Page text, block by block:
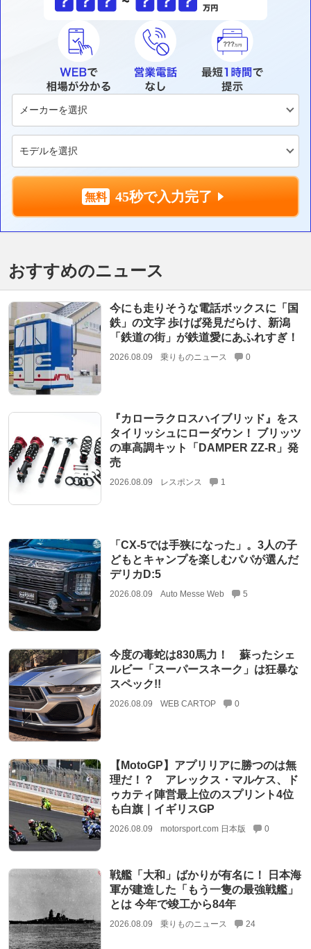
45秒で入力完了
おすすめのニュース
今にも走りそうな電話ボックスに「国
鉄」の文字 歩けば発見だらけ、新潟
「鉄道の街」が鉄道愛にあふれすぎ！
2026.08.09 乗りものニュース 0
『カローラクロスハイブリッド』をス
タイリッシュにローダウン！ ブリッツ
の車高調キット「DAMPER ZZ-R」発
売
2026.08.09 レスポンス 1
「CX-5では手狭になった」。3人の子
どもとキャンプを楽しむパパが選んだ
デリカD:5
2026.08.09 Auto Messe Web 5
今度の毒蛇は830馬力！ 蘇ったシェ
ルビー「スーパースネーク」は狂暴な
スペック!!
2026.08.09 WEB CARTOP 0
【MotoGP】アプリリアに勝つのは無
理だ！？ アレックス・マルケス、ド
ゥカティ陣営最上位のスプリント4位
も白旗｜イギリスGP
2026.08.09 motorsport.com 日本版 0
戦艦「大和」ばかりが有名に！ 日本海
軍が建造した「もう一隻の最強戦艦」
とは 今年で竣工から84年
2026.08.09 乗りものニュース 24